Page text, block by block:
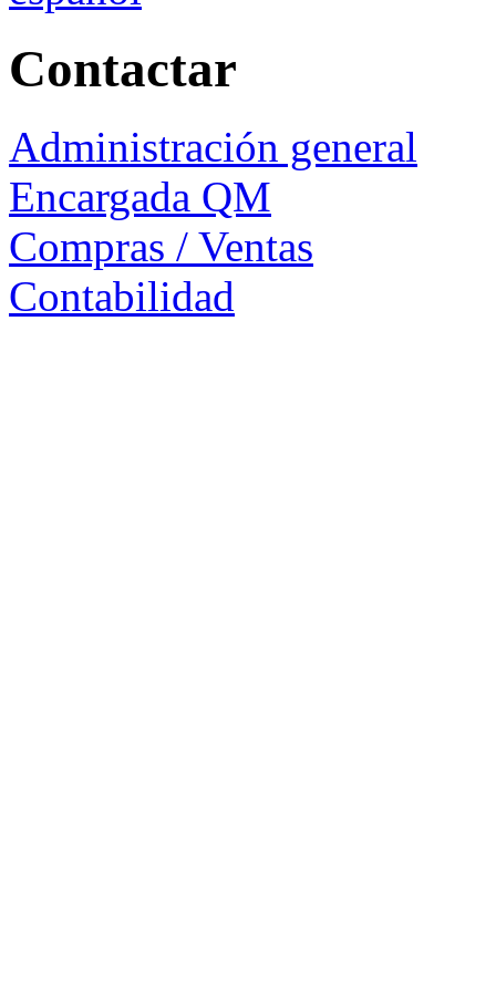
Contactar
Administración general
Encargada QM
Compras / Ventas
Contabilidad